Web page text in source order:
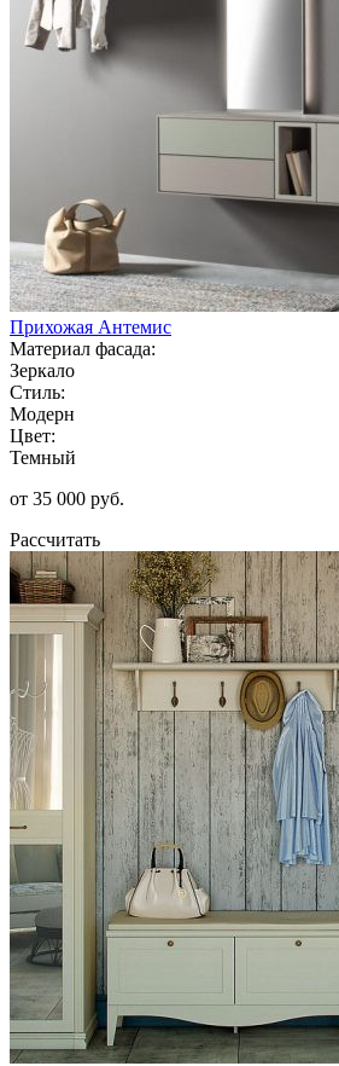
Прихожая Антемис
Материал фасада:
Зеркало
Стиль:
Модерн
Цвет:
Темный
от 35 000 руб.
Рассчитать